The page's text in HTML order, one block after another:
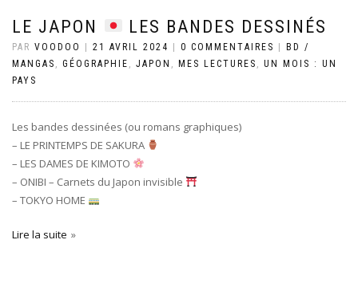
LE JAPON LES BANDES DESSINÉS
PAR VOODOO 21 AVRIL 2024 0 COMMENTAIRES
BD /
MANGAS , GÉOGRAPHIE , JAPON , MES LECTURES , UN MOIS : UN
PAYS
Les bandes dessinées (ou romans graphiques)
– LE PRINTEMPS DE SAKURA
– LES DAMES DE KIMOTO
– ONIBI – Carnets du Japon invisible
– TOKYO HOME
Lire la suite